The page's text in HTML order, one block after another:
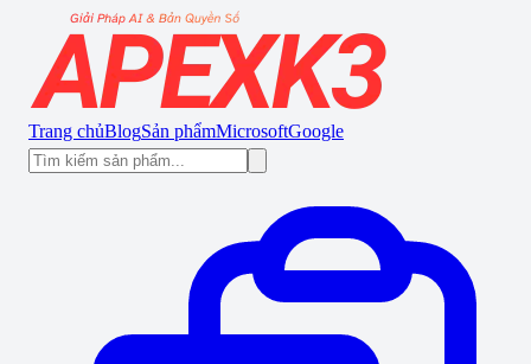
Trang chủBlogSản phẩmMicrosoftGoogle